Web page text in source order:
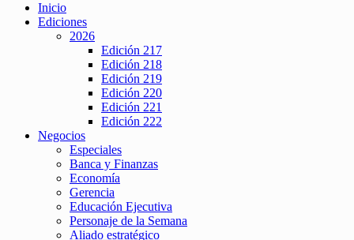
Inicio
Ediciones
2026
Edición 217
Edición 218
Edición 219
Edición 220
Edición 221
Edición 222
Negocios
Especiales
Banca y Finanzas
Economía
Gerencia
Educación Ejecutiva
Personaje de la Semana
Aliado estratégico